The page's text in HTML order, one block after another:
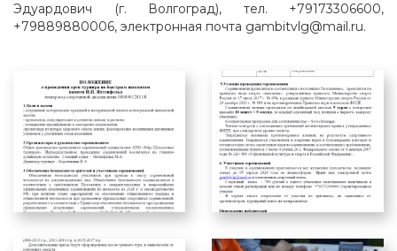
Эдуардович (г. Волгоград), тел. +79173306600,
+79889880006, электронная почта gambitvlg@mail.ru.